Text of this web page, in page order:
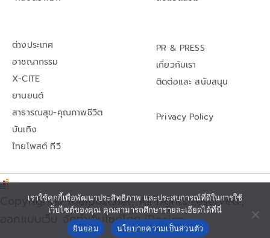
ต่างประเทศ
อาชญากรรม
X-CITE
ยานยนต์
สาธารณสุข-คุณภาพชีวิต
บันเทิง
ไทยโพสต์ ทีวี
PR & PRESS
เกี่ยวกับเรา
ติดต่อและ สนับสนุน
Privacy Policy
Copyright© thaipost.net, All rights reserved.,
ออกแบบเว็บ จัดทำเว็บไซต์โดย iDesign
เราใช้คุกกี้เพื่อพัฒนาประสิทธิภาพ และประสบการณ์ที่ดีในการใช้
เว็บไซต์ของคุณ คุณสามารถศึกษารายละเอียดได้ที่นี่
ยินยอม
นโยบายความเป็นส่วนตัว